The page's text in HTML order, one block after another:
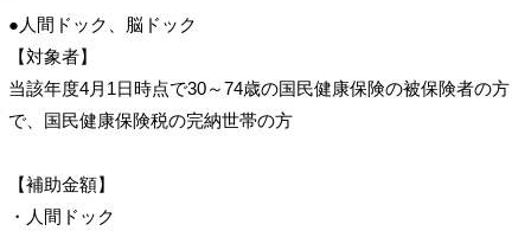
●人間ドック、脳ドック
【対象者】
当該年度4月1日時点で30～74歳の国民健康保険の被保険者の方
で、国民健康保険税の完納世帯の方
【補助金額】
・人間ドック